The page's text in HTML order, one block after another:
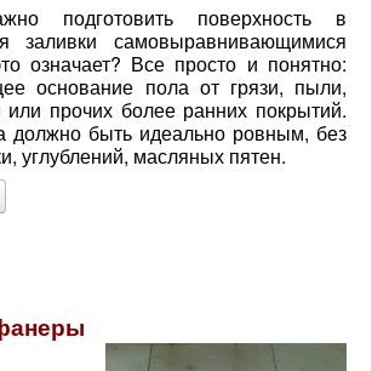
подготовить поверхность в
заливки самовыравнивающимися
означает? Все просто и понятно:
основание пола от грязи, пыли,
или прочих более ранних покрытий.
должно быть идеально ровным, без
углублений, масляных пятен.